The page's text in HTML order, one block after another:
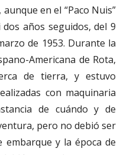
en el “Paco Nuis”
dos años seguidos, del 9
de 1953. Durante la
Americana de Rota,
de tierra, y estuvo
con maquinaria
de cuándo y de
pero no debió ser
embarque y la época de